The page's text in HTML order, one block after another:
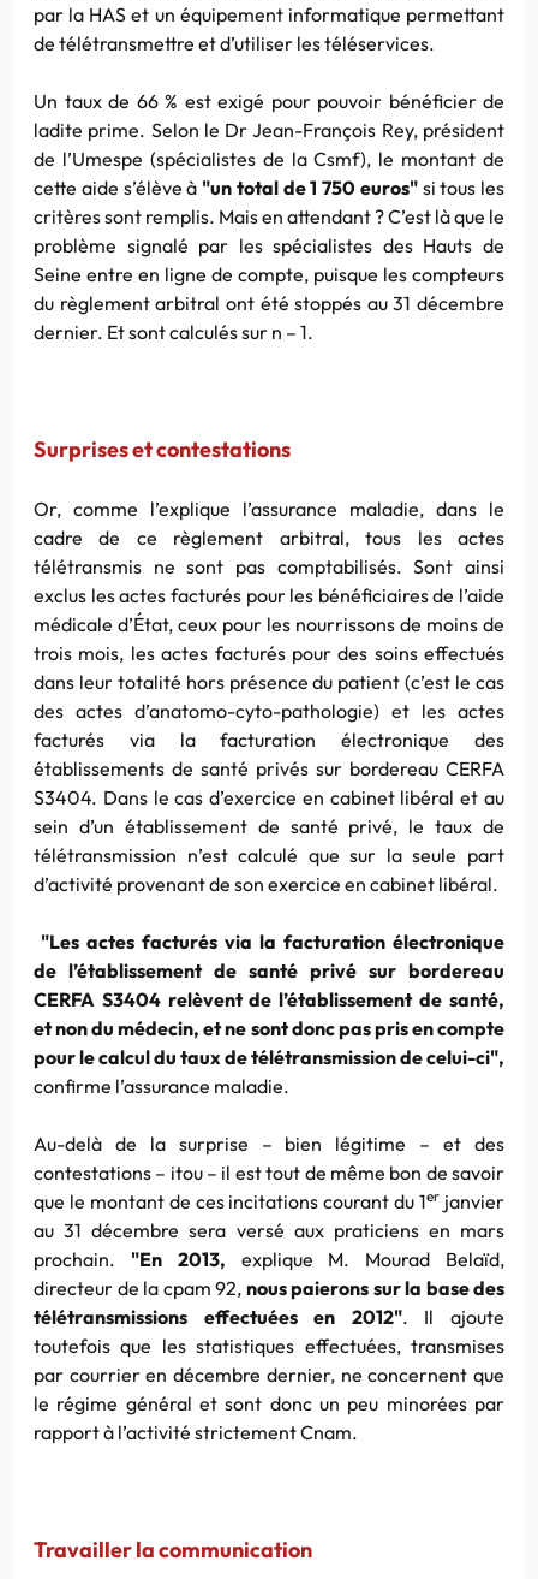
par la HAS et un équipement informatique permettant
de télétransmettre et d’utiliser les téléservices.
Un taux de 66 % est exigé pour pouvoir bénéficier de
ladite prime. Selon le Dr Jean-François Rey, président
de l’Umespe (spécialistes de la Csmf), le montant de
cette aide s’élève à "un total de 1 750 euros"si tous les
critères sont remplis. Mais en attendant ? C’est là que le
problème signalé par les spécialistes des Hauts de
Seine entre en ligne de compte, puisque les compteurs
du règlement arbitral ont été stoppés au 31 décembre
dernier. Et sont calculés sur n – 1.
Surprises et contestations
Or, comme l’explique l’assurance maladie, dans le
cadre de ce règlement arbitral, tous les actes
télétransmis ne sont pas comptabilisés. Sont ainsi
exclus les actes facturés pour les bénéficiaires de l’aide
médicale d’État, ceux pour les nourrissons de moins de
trois mois, les actes facturés pour des soins effectués
dans leur totalité hors présence du patient (c’est le cas
des actes d’anatomo-cyto-pathologie) et les actes
facturés via la facturation électronique des
établissements de santé privés sur bordereau CERFA
S3404. Dans le cas d’exercice en cabinet libéral et au
sein d’un établissement de santé privé, le taux de
télétransmission n’est calculé que sur la seule part
d’activité provenant de son exercice en cabinet libéral.
"Les actes facturés via la facturation électronique
de l’établissement de santé privé sur bordereau
CERFA S3404 relèvent de l’établissement de santé,
et non du médecin, et ne sont donc pas pris en compte
pour le calcul du taux de télétransmission de celui-ci",
confirme l’assurance maladie.
Au-delà de la surprise – bien légitime – et des
contestations – itou – il est tout de même bon de savoir
que le montant de ces incitations courant du 1er janvier
au 31 décembre sera versé aux praticiens en mars
prochain. "En 2013, explique M. Mourad Belaïd,
directeur de la cpam 92, nous paierons sur la base des
télétransmissions effectuées en 2012". Il ajoute
toutefois que les statistiques effectuées, transmises
par courrier en décembre dernier, ne concernent que
le régime général et sont donc un peu minorées par
rapport à l’activité strictement Cnam.
Travailler la communication